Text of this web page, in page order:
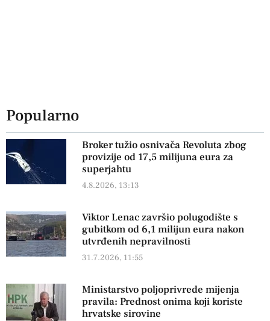
Popularno
Broker tužio osnivača Revoluta zbog
provizije od 17,5 milijuna eura za
superjahtu
4.8.2026, 13:13
Viktor Lenac završio polugodište s
gubitkom od 6,1 milijun eura nakon
utvrđenih nepravilnosti
31.7.2026, 11:55
Ministarstvo poljoprivrede mijenja
pravila: Prednost onima koji koriste
hrvatske sirovine